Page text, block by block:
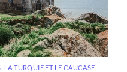
LA TURQUIE ET LE CAUCASE